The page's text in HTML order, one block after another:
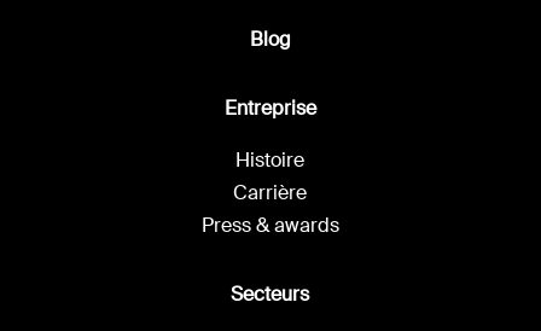
Secteurs
Entreprise
Histoire
Carrière
Press & awards
Blog